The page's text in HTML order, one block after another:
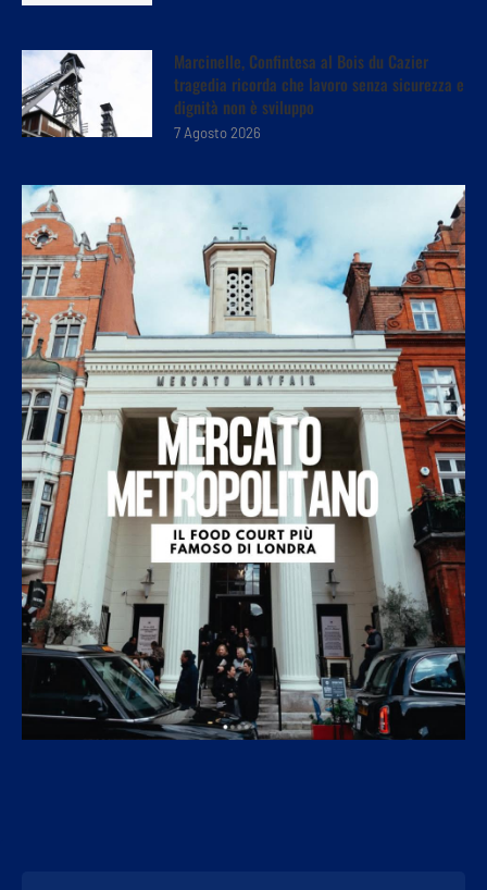
Marcinelle, Confintesa al Bois du Cazier
tragedia ricorda che lavoro senza sicurezza e
dignità non è sviluppo
7 Agosto 2026